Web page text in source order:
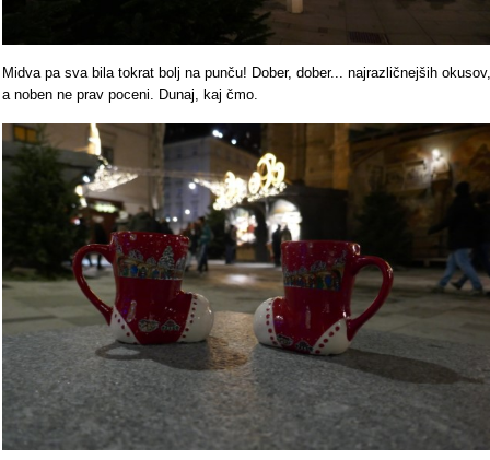
Midva pa sva bila tokrat bolj na punču! Dober, dober... najrazličnejših okusov,
a noben ne prav poceni. Dunaj, kaj čmo.